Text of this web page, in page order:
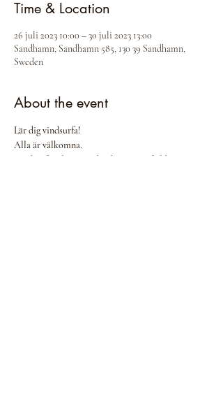
Time & Location
26 juli 2023 10:00 – 30 juli 2023 13:00
Sandhamn, Sandhamn 585, 130 39 Sandhamn,
Sweden
About the event
Lär dig vindsurfa!
Alla är välkomna.
Vindsurfing läger med Adam & Mathilda